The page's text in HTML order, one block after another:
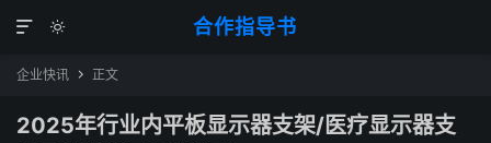
合作指导书


企业快讯  正文
2025年行业内平板显示器支架/医疗显示器支